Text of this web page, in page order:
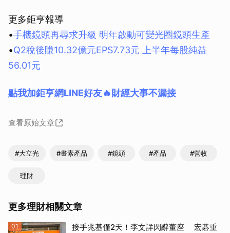
更多鉅亨報導
•手機鏡頭再尋求升級 明年啟動可變光圈鏡頭生產
•Q2稅後賺10.32億元EPS7.73元 上半年每股純益
56.01元
點我加鉅亨網LINE好友🔥財經大事不漏接
查看原始文章
#大立光 #畫素產品 #鏡頭 #產品 #營收
理財
更多理財相關文章
01
接手兆基僅2天！李文詳閃辭董座 宏碁重